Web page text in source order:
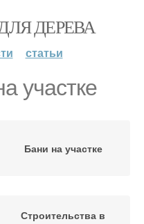
ДЕРЕВА
статьи
участке
Бани на участке
Строительства в